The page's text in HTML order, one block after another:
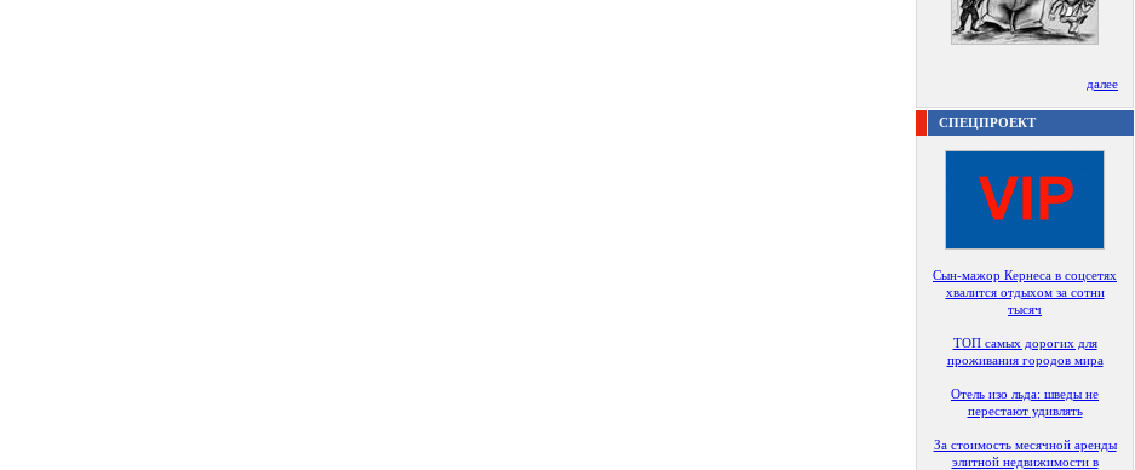
далее
СПЕЦПРОЕКТ
Сын-мажор Кернеса в соцсетях
хвалится отдыхом за сотни
тысяч
ТОП самых дорогих для
проживания городов мира
Отель изо льда: шведы не
перестают удивлять
За стоимость месячной аренды
элитной недвижимости в